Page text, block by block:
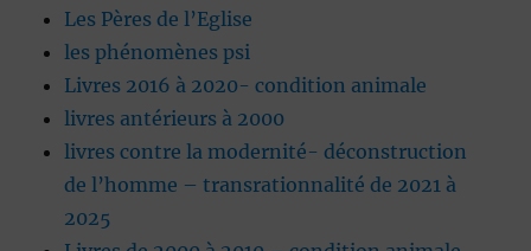
Les Pères de l’Eglise
les phénomènes psi
Livres 2016 à 2020- condition animale
livres antérieurs à 2000
livres contre la modernité- déconstruction
de l’homme – transrationnalité de 2021 à
2025